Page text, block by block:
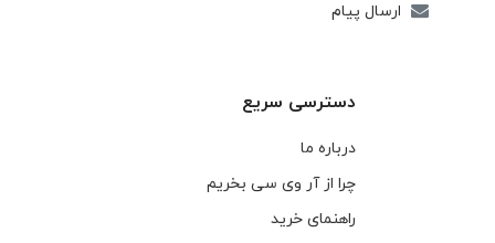
ارسال پیام
دسترسی سریع
درباره ما
چرا از آر وی سی بخریم
راهنمای خرید